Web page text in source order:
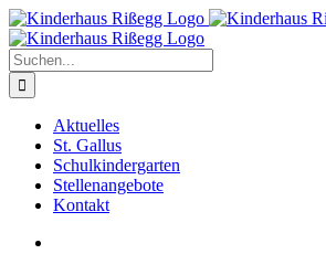
Zum
Inhalt
springen
Suche
nach:
Aktuelles
St. Gallus
Schulkindergarten
Stellenangebote
Kontakt